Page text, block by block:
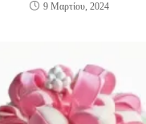
9 Μαρτίου, 2024